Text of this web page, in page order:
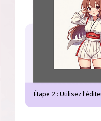
Étape 2 : Utilisez